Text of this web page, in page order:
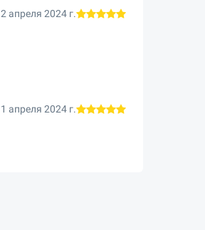
2 апреля 2024 г.
1 апреля 2024 г.